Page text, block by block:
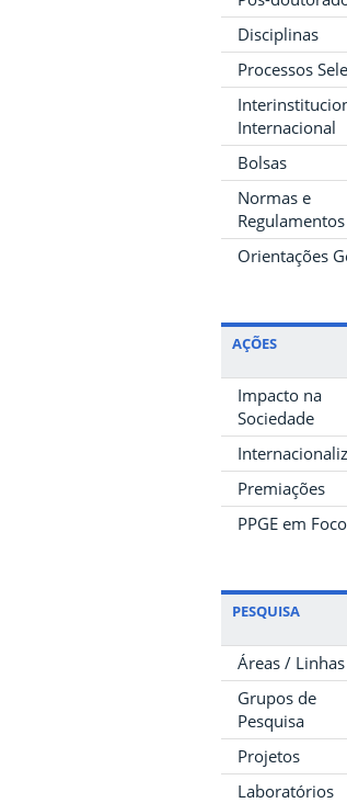
Disciplinas
Processos
Internacional
Bolsas
Normas e
Regulamentos
Orientações
AÇÕES
Impacto na
Sociedade
Premiações
PPGE em Foco
PESQUISA
Áreas / Linhas
Grupos de
Pesquisa
Projetos
Laboratórios